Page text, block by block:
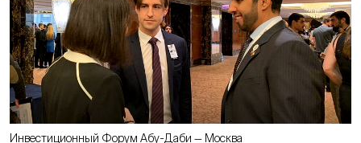
Инвестиционный Форум Абу-Даби — Москва